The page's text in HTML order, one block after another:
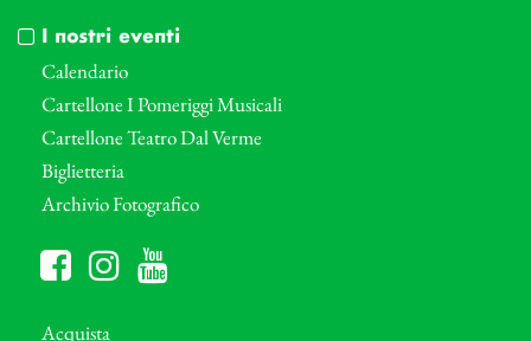
I nostri eventi
Calendario
Cartellone I Pomeriggi Musicali
Cartellone Teatro Dal Verme
Biglietteria
Archivio Fotografico
Acquista